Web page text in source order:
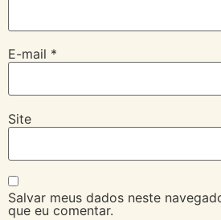
E-mail *
Site
Salvar meus dados neste
que eu comentar.